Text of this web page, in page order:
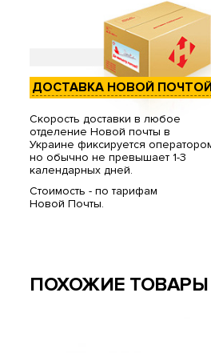
ДОСТАВКА НОВОЙ
Скорость доставки в любое
отделение Новой почты в
Украине фиксируется
но обычно не превышает 1-3
календарных дней.
Стоимость - по тарифам
Новой Почты.
ПОХОЖИЕ ТОВАРЫ